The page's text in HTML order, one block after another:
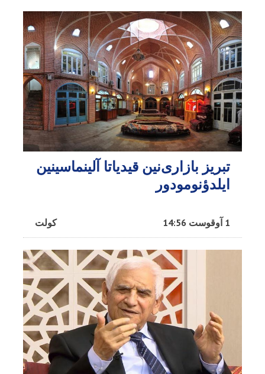
تبریز بازاری‌نین قیدیاتا آلینماسینین
ایلدؤنومودور
کولت 1 آوقوست 14:56